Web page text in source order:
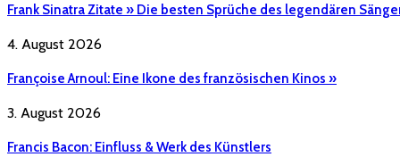
Frank Sinatra Zitate » Die besten Sprüche des legendären
4. August 2026
Françoise Arnoul: Eine Ikone des französischen Kinos »
3. August 2026
Francis Bacon: Einfluss & Werk des Künstlers